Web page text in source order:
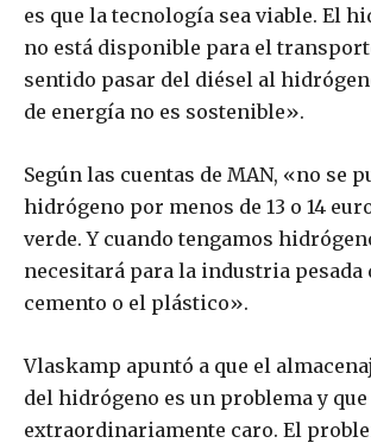
es que la tecnología sea viable. El
no está disponible para el
sentido pasar del diésel al
de energía no es sostenible».
Según las cuentas de MAN, «no se
hidrógeno por menos de 13 o 14
verde. Y cuando tengamos
necesitará para la industria pesada
cemento o el plástico».
Vlaskamp apuntó a que el
del hidrógeno es un problema y que
extraordinariamente caro. El